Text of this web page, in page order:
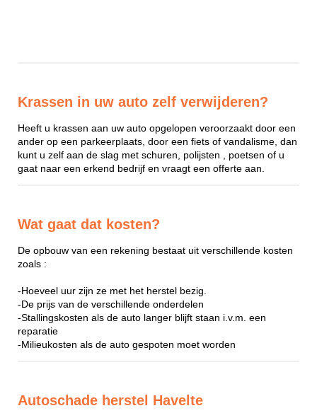
Krassen in uw auto zelf verwijderen?
Heeft u krassen aan uw auto opgelopen veroorzaakt door een
ander op een parkeerplaats, door een fiets of vandalisme, dan
kunt u zelf aan de slag met schuren, polijsten , poetsen of u
gaat naar een erkend bedrijf en vraagt een offerte aan.
Wat gaat dat kosten?
De opbouw van een rekening bestaat uit verschillende kosten
zoals :
-Hoeveel uur zijn ze met het herstel bezig.
-De prijs van de verschillende onderdelen
-Stallingskosten als de auto langer blijft staan i.v.m. een
reparatie
-Milieukosten als de auto gespoten moet worden
Autoschade herstel Havelte